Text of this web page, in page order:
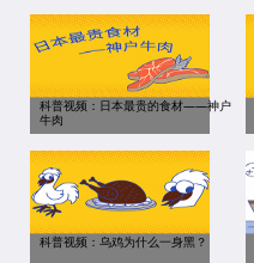
科普视频：日本最贵的食材——神户
牛肉
科普视频：乌鸡为什么一身黑？